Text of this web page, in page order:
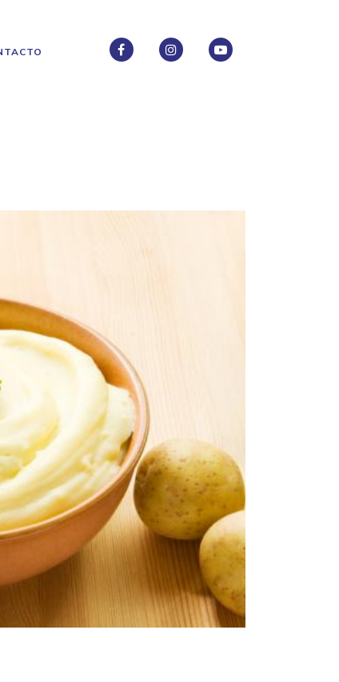
FACEBOOKINSTAGRAMINSTAGRAM